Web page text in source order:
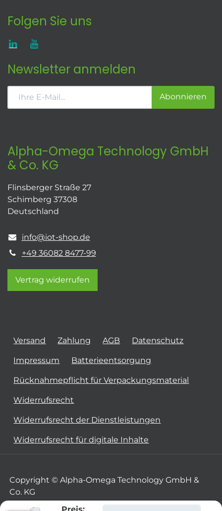
Folgen Sie uns
Newsletter anmelden
Abonnieren
Alpha-Omega Technology GmbH
& Co. KG
Flinsberger Straße 27
Schimberg 37308
Deutschland
info@iot-shop.de
+49 36082 8477-99
Vertrag widerrufen
Versand Zahlung AGB Datenschutz
Impressum Batterieentsorgung
Rücknahmepflicht für Verpackungsmaterial
Widerrufsrecht
Widerrufsrecht der Dienstleistungen
Widerrufsrecht für digitale Inhalte
Copyright © Alpha-Omega Technology GmbH &
Co. KG